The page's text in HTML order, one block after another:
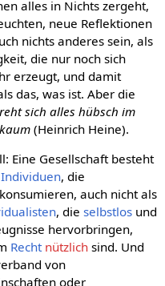
alles in Nichts zergeht,
neue Reflektionen
nichts anderes sein, als
die nur noch sich
erzeugt, und damit
das, was ist. Aber die
sich alles hübsch im
(Heinrich Heine).
Eine Gesellschaft besteht
Individuen, die
auch nicht als
, die selbstlosund
hervorbringen,
Recht nützlichsind. Und
von
oder